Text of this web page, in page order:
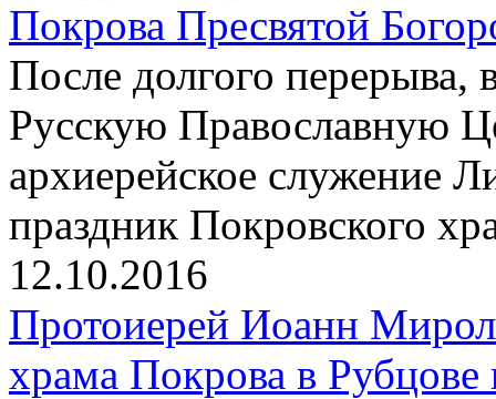
Покрова Пресвятой
После долгого перерыва,
Русскую Православную
архиерейское служение
праздник Покровского
12.10.2016
Протоиерей Иоанн
храма Покрова в